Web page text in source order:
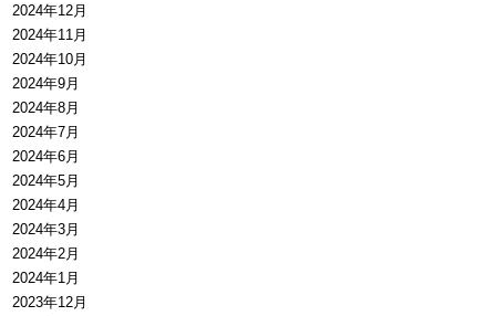
2024年12月
2024年11月
2024年10月
2024年9月
2024年8月
2024年7月
2024年6月
2024年5月
2024年4月
2024年3月
2024年2月
2024年1月
2023年12月